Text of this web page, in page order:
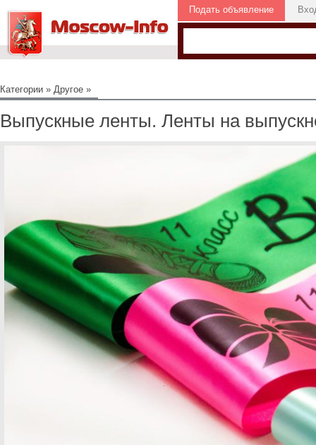
Подать объявление
Категории » Другое »
Выпускные ленты. Ленты на